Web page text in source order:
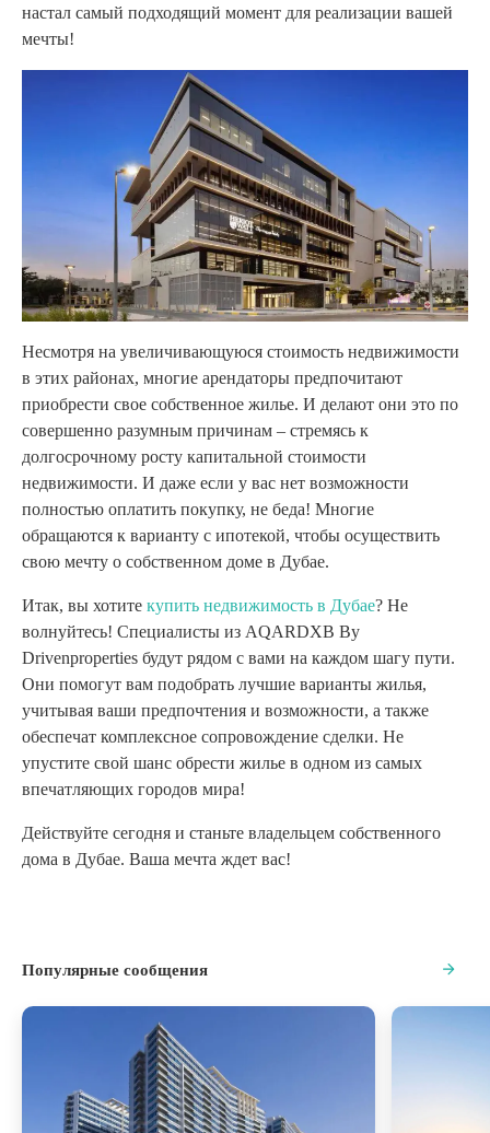
настал самый подходящий момент для реализации вашей
мечты!
Несмотря на увеличивающуюся стоимость недвижимости
в этих районах, многие арендаторы предпочитают
приобрести свое собственное жилье. И делают они это по
совершенно разумным причинам – стремясь к
долгосрочному росту капитальной стоимости
недвижимости. И даже если у вас нет возможности
полностью оплатить покупку, не беда! Многие
обращаются к варианту с ипотекой, чтобы осуществить
свою мечту о собственном доме в Дубае.
Итак, вы хотите купить недвижимость в Дубае? Не
волнуйтесь! Специалисты из AQARDXB By
Drivenproperties будут рядом с вами на каждом шагу пути.
Они помогут вам подобрать лучшие варианты жилья,
учитывая ваши предпочтения и возможности, а также
обеспечат комплексное сопровождение сделки. Не
упустите свой шанс обрести жилье в одном из самых
впечатляющих городов мира!
Действуйте сегодня и станьте владельцем собственного
дома в Дубае. Ваша мечта ждет вас!
Популярные сообщения